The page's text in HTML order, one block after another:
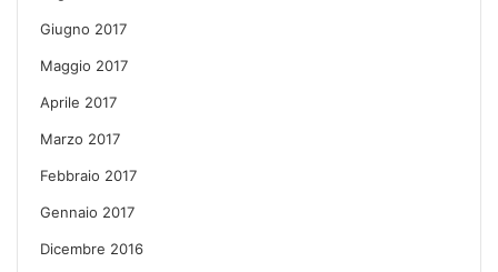
Giugno 2017
Maggio 2017
Aprile 2017
Marzo 2017
Febbraio 2017
Gennaio 2017
Dicembre 2016